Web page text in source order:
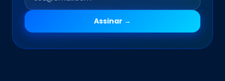
Assinar →